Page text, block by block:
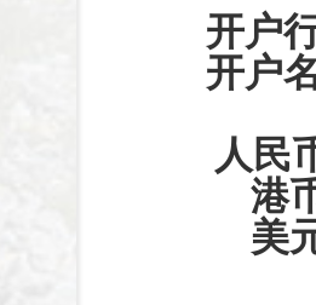
开户
开户
人民
港币
美元